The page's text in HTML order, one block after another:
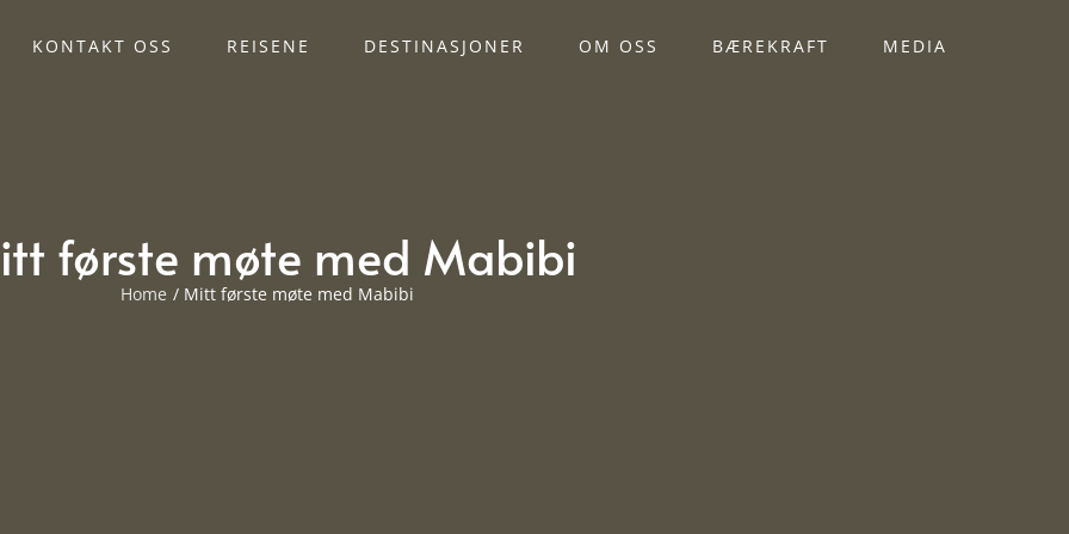
KONTAKT OSS REISENE DESTINASJONER OM OSS BÆREKRAFT MEDIA
første møte med Mabibi
Home Mitt første møte med Mabibi